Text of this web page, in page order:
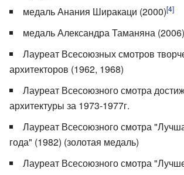
медаль Анания Ширакаци (2000)[4]
медаль Александра Таманяна (2006)
Лауреат Всесоюзных смотров
архитекторов (1962, 1968)
Лауреат Всесоюзного смотра
архитектуры за 1973-1977г.
Лауреат Всесоюзного смотра
года" (1982) (золотая медаль)
Лауреат Всесоюзного смотра